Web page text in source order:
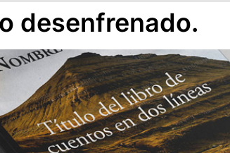
desenfrenado.